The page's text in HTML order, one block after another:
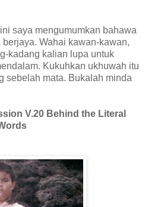
saya mengumumkan bahawa
Wahai kawan-kawan,
kadang kalian lupa untuk
Kukuhkan ukhuwah itu
sebelah mata. Bukalah minda
V.20 Behind the Literal